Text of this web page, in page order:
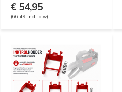
€ 54,95
(66,49 Incl. btw)